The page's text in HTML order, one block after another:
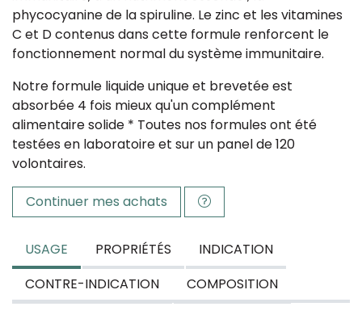
phycocyanine de la spiruline. Le zinc et les vitamines
C et D contenus dans cette formule renforcent le
fonctionnement normal du système immunitaire.
Notre formule liquide unique et brevetée est
absorbée 4 fois mieux qu'un complément
alimentaire solide * Toutes nos formules ont été
testées en laboratoire et sur un panel de 120
volontaires.
Continuer mes achats
USAGE PROPRIÉTÉS
INDICATION
CONTRE-INDICATION
COMPOSITION